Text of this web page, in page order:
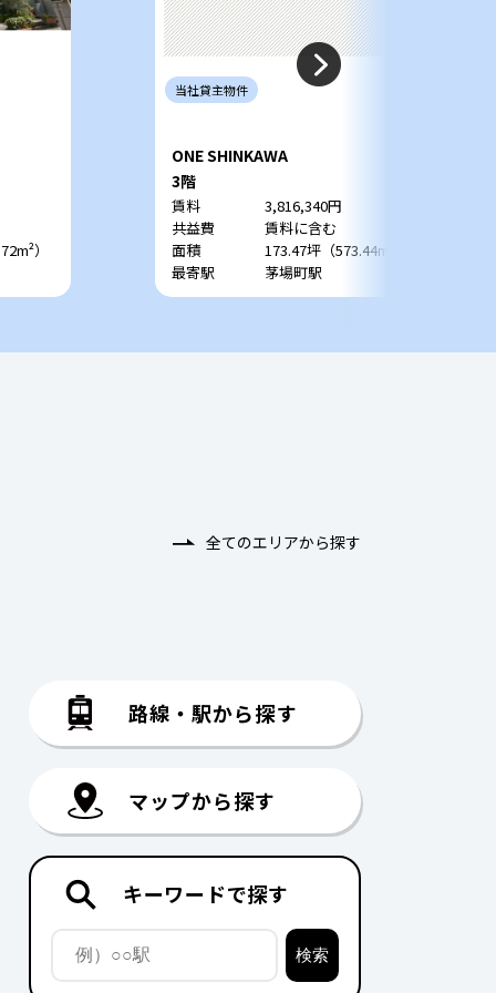
）
当社貸主物件
ONE SHINKAWA
3階
賃料
3,816,340円
共益費
賃料に含む
面積
173.47坪（573.44m²）
最寄駅
茅場町駅
全てのエリアから探す
路線・駅から探す
マップから探す
キーワードで探す